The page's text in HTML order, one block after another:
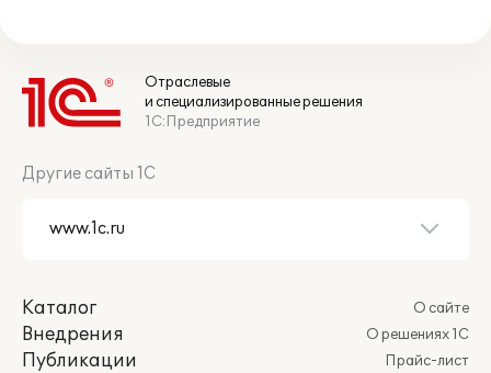
Отраслевые
и специализированные решения
1С:Предприятие
Другие сайты 1С
Каталог
Внедрения
Публикации
О сайте
О решениях 1С
Прайс-лист